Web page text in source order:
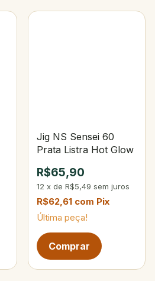
Jig NS Sensei 60
Prata Listra Hot Glow
R$65,90
12 x de R$5,49 sem juros
R$62,61 com Pix
Última peça!